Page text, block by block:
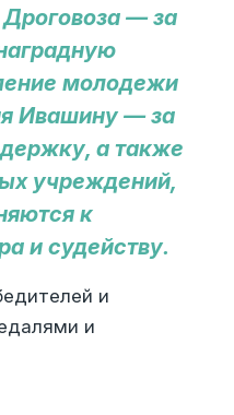
— за
молодежи
Ивашину — за
а также
учреждений,
к
и судейству.
и
и